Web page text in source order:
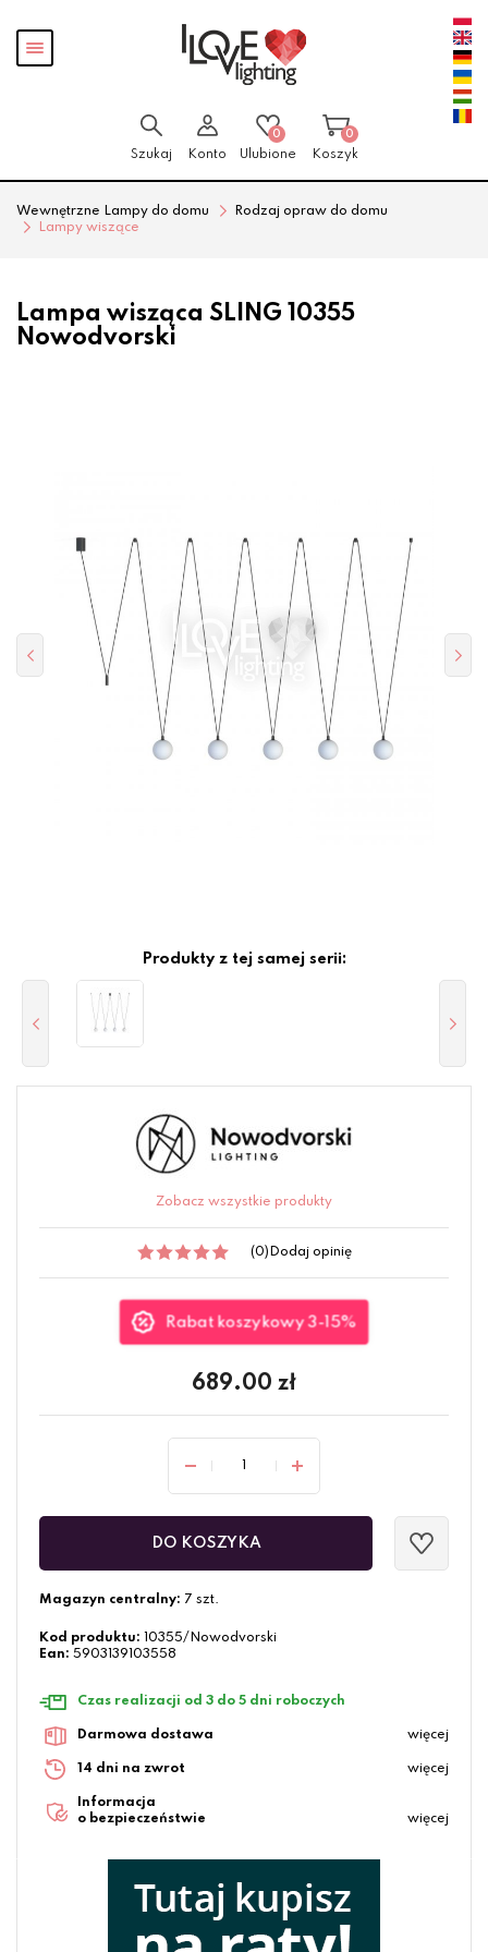
Pokaż
menu
Szukaj Konto
0
Ulubione
0
Koszyk
Wewnętrzne Lampy do domu
Rodzaj opraw do domu
Lampy wiszące
Lampa wisząca SLING 10355
Nowodvorski
Produkty z tej samej serii:
Zobacz wszystkie produkty
(0) Dodaj opinię
Rabat koszykowy 3-15%
689.00 zł
DO KOSZYKA
Magazyn centralny: 7 szt.
Kod produktu:
10355/Nowodvorski
Ean: 5903139103558
Czas realizacji od 3 do 5 dni roboczych
Darmowa dostawa więcej
14 dni na zwrot więcej
Informacja
o bezpieczeństwie
więcej